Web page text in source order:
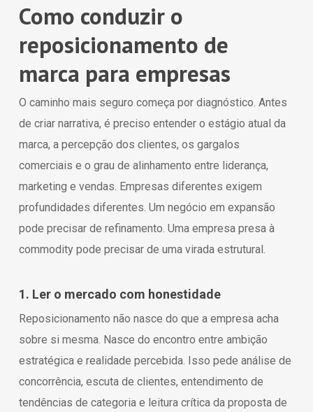
Como conduzir o
reposicionamento de
marca para empresas
O caminho mais seguro começa por diagnóstico. Antes
de criar narrativa, é preciso entender o estágio atual da
marca, a percepção dos clientes, os gargalos
comerciais e o grau de alinhamento entre liderança,
marketing e vendas. Empresas diferentes exigem
profundidades diferentes. Um negócio em expansão
pode precisar de refinamento. Uma empresa presa à
commodity pode precisar de uma virada estrutural.
1. Ler o mercado com honestidade
Reposicionamento não nasce do que a empresa acha
sobre si mesma. Nasce do encontro entre ambição
estratégica e realidade percebida. Isso pede análise de
concorrência, escuta de clientes, entendimento de
tendências de categoria e leitura crítica da proposta de